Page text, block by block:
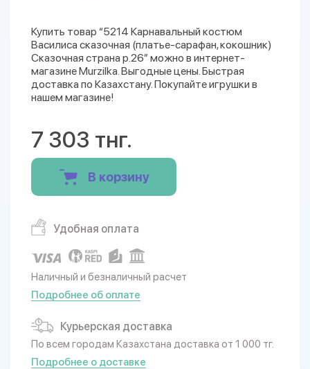
Купить товар “5214 Карнавальный костюм
Василиса сказочная (платье-сарафан, кокошник)
Сказочная страна р.26” можно в интернет-
магазине Murzilka. Выгодные цены. Быстрая
доставка по Казахстану. Покупайте игрушки в
нашем магазине!
7 303 тнг.
В корзину
Удобная оплата
Наличный и безналичный расчет
Подробнее об оплате
Курьерская доставка
По всем городам Казахстана доставка от 1 000 тг.
Подробнее о доставке